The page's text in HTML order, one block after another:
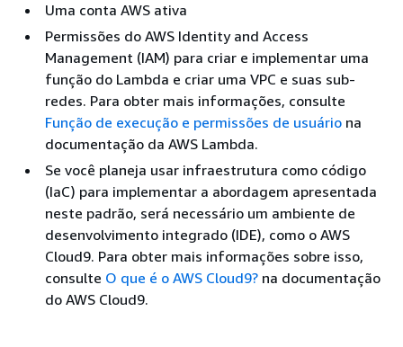
Uma conta AWS ativa
Permissões do AWS Identity and Access
Management (IAM) para criar e implementar uma
função do Lambda e criar uma VPC e suas sub-
redes. Para obter mais informações, consulte
Função de execução e permissões de usuário na
documentação da AWS Lambda.
Se você planeja usar infraestrutura como código
(IaC) para implementar a abordagem apresentada
neste padrão, será necessário um ambiente de
desenvolvimento integrado (IDE), como o AWS
Cloud9. Para obter mais informações sobre isso,
consulte O que é o AWS Cloud9? na documentação
do AWS Cloud9.